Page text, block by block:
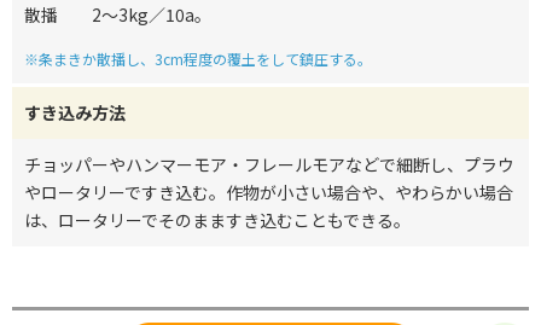
散播 2～3kg／10a。
※条まきか散播し、3cm程度の覆土をして鎮圧する。
すき込み方法
チョッパーやハンマーモア・フレールモアなどで細断し、プラウ
やロータリーですき込む。作物が小さい場合や、やわらかい場合
は、ロータリーでそのまますき込むこともできる。